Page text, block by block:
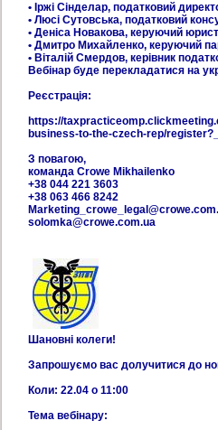
• Іржі Сінделар, податковий
• Люсі Сутовська, податковий
• Деніса Новакова, керуючий
• Дмитро Михайленко, керуючий
• Віталій Смердов, керівник
Вебінар буде перекладатися на
Реєстрація:
https://
business-to-the-czech-rep/
З повагою,
команда Crowe Mikhailenko
+38 044 221 3603
+38 063 466 8242
solomka@crowe.com.ua
Шановні колеги!
Запрошуємо вас долучитися до
Коли: 22.04 о 11:00
Тема вебінару: